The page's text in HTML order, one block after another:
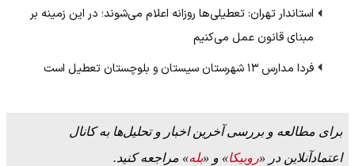
استاندار تهران: تعطیلی‌ها روزانه اعلام می‌شوند؛ در این زمینه بر
مبنای قانون عمل می‌کنیم
فردا مدارس ۱۳ شهرستان سیستان و بلوچستان تعطیل است
برای مطالعه و بررسی آخرین اخبار و تحلیل‌ها به کانال
اعتمادآنلاین در «روبیکا» و «بله» مراجعه کنید.